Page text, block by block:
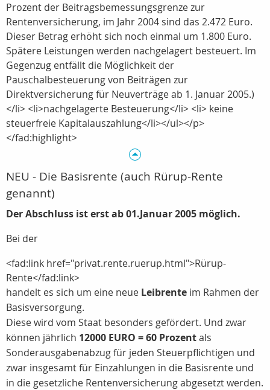
Prozent der Beitragsbemessungsgrenze zur
Rentenversicherung, im Jahr 2004 sind das 2.472 Euro.
Dieser Betrag erhöht sich noch einmal um 1.800 Euro.
Spätere Leistungen werden nachgelagert besteuert. Im
Gegenzug entfällt die Möglichkeit der
Pauschalbesteuerung von Beiträgen zur
Direktversicherung für Neuverträge ab 1. Januar 2005.)
</li> <li>nachgelagerte Besteuerung</li> <li> keine
steuerfreie Kapitalauszahlung</li></ul></p>
</fad:highlight>
NEU - Die Basisrente (auch Rürup-Rente
genannt)
Der Abschluss ist erst ab 01.Januar 2005 möglich.
Bei der
<fad:link href="privat.rente.ruerup.html">Rürup-
Rente</fad:link>
handelt es sich um eine neue Leibrente im Rahmen der
Basisversorgung.
Diese wird vom Staat besonders gefördert. Und zwar
können jährlich 12000 EURO = 60 Prozentals
Sonderausgabenabzug für jeden Steuerpflichtigen und
zwar insgesamt für Einzahlungen in die Basisrente und
in die gesetzliche Rentenversicherung abgesetzt werden.